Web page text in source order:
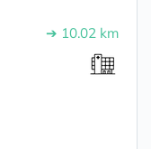
➔ 10.02 km